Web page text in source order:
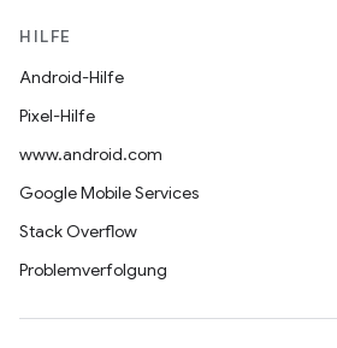
HILFE
Android-Hilfe
Pixel-Hilfe
www.android.com
Google Mobile Services
Stack Overflow
Problemverfolgung